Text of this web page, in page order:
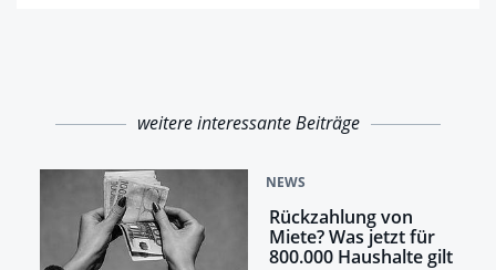
weitere interessante Beiträge
NEWS
Rückzahlung von
Miete? Was jetzt für
800.000 Haushalte gilt